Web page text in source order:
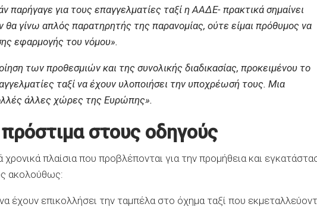
για τους επαγγελματίες ταξί η ΑΑΔΕ- πρακτικά σημαίνει
γίνω απλός παρατηρητής της παρανομίας, ούτε είμαι πρόθυμος να
εφαρμογής του νόμου».
των προθεσμιών και της συνολικής διαδικασίας, προκειμένου το
ταξί να έχουν υλοποιήσει την υποχρέωσή τους. Μια
άλλες χώρες της Ευρώπης».
στους οδηγούς
χρονικά πλαίσια που προβλέπονται για την προμήθεια και
ακολούθως:
έχουν επικολλήσει την ταμπέλα στο όχημα ταξί που